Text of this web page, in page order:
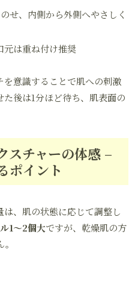
せ、内側から外側へやさしく
元は重ね付け推奨
意識することで肌への刺激
後は1分ほど待ち、肌表面の
スチャーの体感 –
ポイント
、肌の状態に応じて調整し
1～2個大ですが、乾燥肌の方